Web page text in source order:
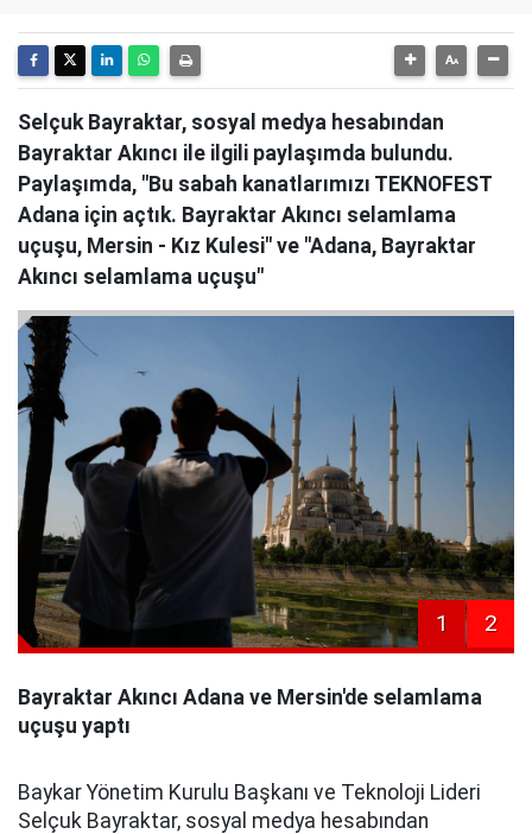
Selçuk Bayraktar, sosyal medya hesabından
Bayraktar Akıncı ile ilgili paylaşımda bulundu.
Paylaşımda, "Bu sabah kanatlarımızı TEKNOFEST
Adana için açtık. Bayraktar Akıncı selamlama
uçuşu, Mersin - Kız Kulesi" ve "Adana, Bayraktar
Akıncı selamlama uçuşu"
1 2
Bayraktar Akıncı Adana ve Mersin'de selamlama
uçuşu yaptı
Baykar Yönetim Kurulu Başkanı ve Teknoloji Lideri
Selçuk Bayraktar, sosyal medya hesabından